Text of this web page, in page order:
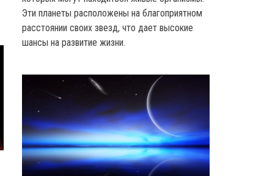
Эти планеты расположены на благоприятном
расстоянии своих звезд, что дает высокие
шансы на развитие жизни.